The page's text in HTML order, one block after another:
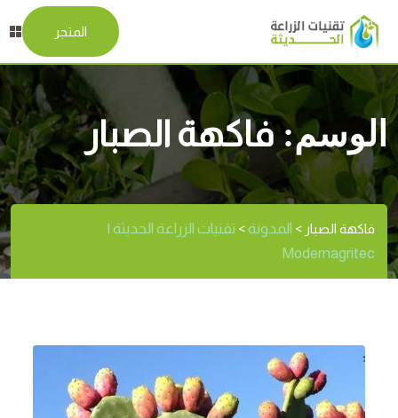
المتجر
الوسم:فاكهة الصبار
فاكهة الصبار > المدونة> تقنيات الزراعة الحديثة |
Modernagritec